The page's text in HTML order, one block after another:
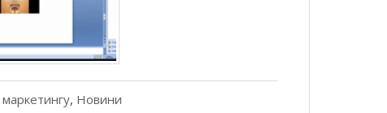
, Новини